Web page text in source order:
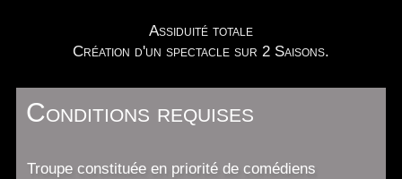
Assiduité totale
Création d'un spectacle sur 2 Saisons.
Conditions requises
Troupe constituée en priorité de comédiens